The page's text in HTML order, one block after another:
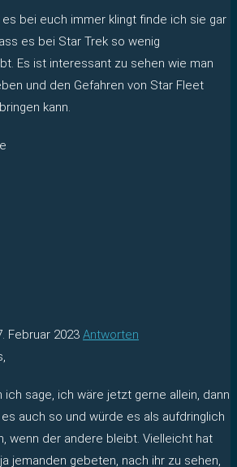
bei euch immer klingt finde ich sie gar
es bei Star Trek so wenig
Es ist interessant zu sehen wie man
und den Gefahren von Star Fleet
kann.
Februar 2023 Antworten
ich sage, ich wäre jetzt gerne allein, dann
auch so und würde es als aufdringlich
wenn der andere bleibt. Vielleicht hat
jemanden gebeten, nach ihr zu sehen,